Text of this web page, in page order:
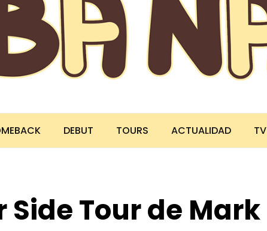
DEBUT TOURS ACTUALIDAD TV
Side Tour de Mark